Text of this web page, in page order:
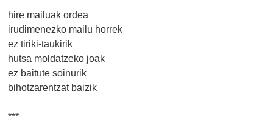
hire mailuak ordea
irudimenezko mailu horrek
ez tiriki-taukirik
hutsa moldatzeko joak
ez baitute soinurik
bihotzarentzat baizik
***